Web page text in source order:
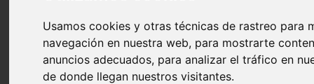
Usamos cookies y otras técnicas de rastreo para
navegación en nuestra web, para mostrarte
anuncios adecuados, para analizar el tráfico en
de donde llegan nuestros visitantes.
protagonistas
abandono
adopci n
ferias